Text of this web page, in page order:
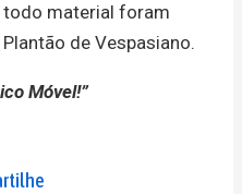
todo material foram
de Vespasiano.
Móvel!”